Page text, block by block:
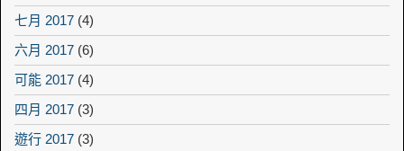
七月 2017 (4)
六月 2017 (6)
可能 2017 (4)
四月 2017 (3)
遊行 2017 (3)